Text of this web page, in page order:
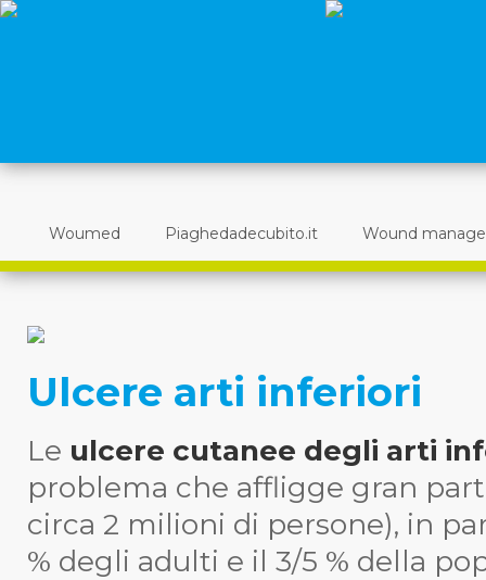
Woumed Piaghedadecubito.it Wound
Ulcere arti inferiori
Le ulcere cutanee degli arti
problema che affligge gran
circa 2 milioni di persone), in
% degli adulti e il 3/5 % della